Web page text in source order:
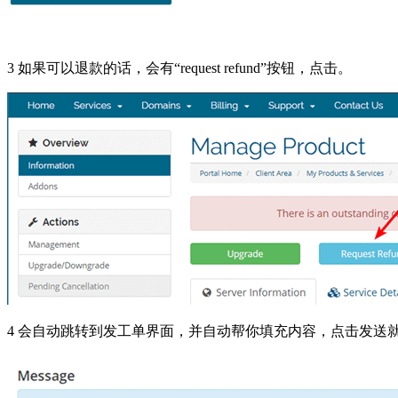
3 如果可以退款的话，会有“request refund”按钮，点击。
4 会自动跳转到发工单界面，并自动帮你填充内容，点击发送